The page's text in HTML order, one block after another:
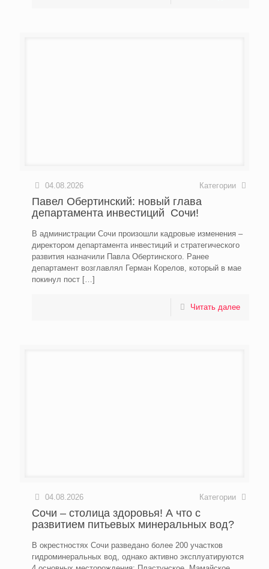
04.08.2026 Категории
Павел Обертинский: новый глава
департамента инвестиций Сочи!
В администрации Сочи произошли кадровые изменения –
директором департамента инвестиций и стратегического
развития назначили Павла Обертинского. Ранее
департамент возглавлял Герман Корелов, который в мае
покинул пост […]
Читать далее
04.08.2026 Категории
Сочи – столица здоровья! А что с
развитием питьевых минеральных вод?
В окрестностях Сочи разведано более 200 участков
гидроминеральных вод, однако активно эксплуатируются